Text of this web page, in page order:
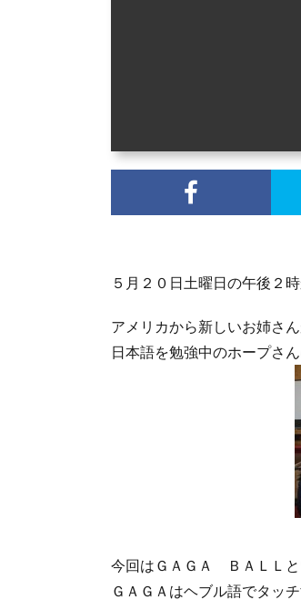
５月２０日土曜日の午後２
アメリカから新しいお姉さ
日本語を勉強中のホープさ
今回はＧＡＧＡ ＢＡＬＬと
ＧＡＧＡはヘブル語でタッ